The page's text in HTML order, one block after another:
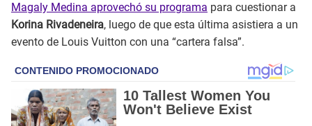
Magaly Medina aprovechó su programa para cuestionar a
Korina Rivadeneira, luego de que esta última asistiera a un
evento de Louis Vuitton con una “cartera falsa”.